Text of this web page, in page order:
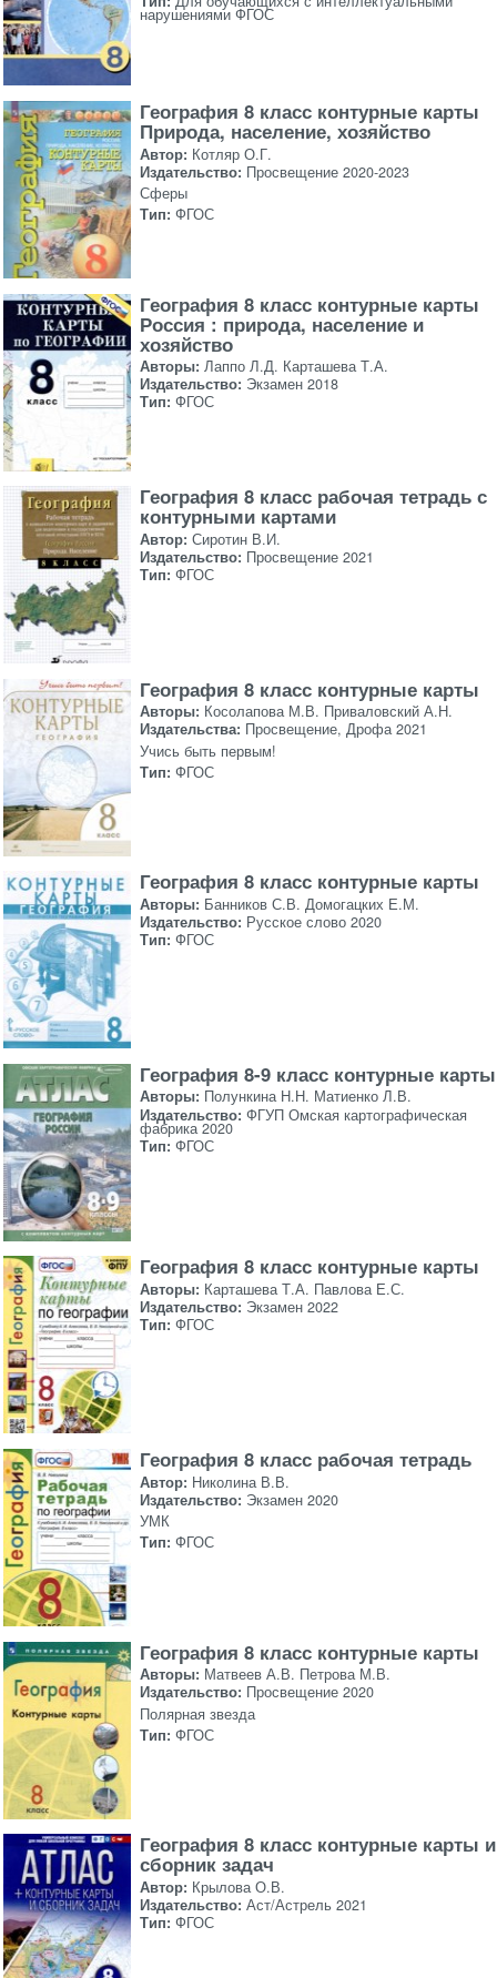
нарушениями ФГОС
География 8 класс контурные карты
Природа, население, хозяйство
Автор: Котляр О.Г.
Издательство: Просвещение 2020-2023
Сферы
Тип: ФГОС
География 8 класс контурные карты
Россия : природа, население и
хозяйство
Авторы: Лаппо Л.Д. Карташева Т.А.
Издательство: Экзамен 2018
Тип: ФГОС
География 8 класс рабочая тетрадь с
контурными картами
Автор: Сиротин В.И.
Издательство: Просвещение 2021
Тип: ФГОС
География 8 класс контурные карты
Авторы: Косолапова М.В. Приваловский А.Н.
Издательства: Просвещение, Дрофа 2021
Учись быть первым!
Тип: ФГОС
География 8 класс контурные карты
Авторы: Банников С.В. Домогацких Е.М.
Издательство: Русское слово 2020
Тип: ФГОС
География 8-9 класс контурные карты
Авторы: Полункина Н.Н. Матиенко Л.В.
Издательство: ФГУП Омская картографическая
фабрика 2020
Тип: ФГОС
География 8 класс контурные карты
Авторы: Карташева Т.А. Павлова Е.С.
Издательство: Экзамен 2022
Тип: ФГОС
География 8 класс рабочая тетрадь
Автор: Николина В.В.
Издательство: Экзамен 2020
УМК
Тип: ФГОС
География 8 класс контурные карты
Авторы: Матвеев А.В. Петрова М.В.
Издательство: Просвещение 2020
Полярная звезда
Тип: ФГОС
География 8 класс контурные карты и
сборник задач
Автор: Крылова О.В.
Издательство: Аст/Астрель 2021
Тип: ФГОС